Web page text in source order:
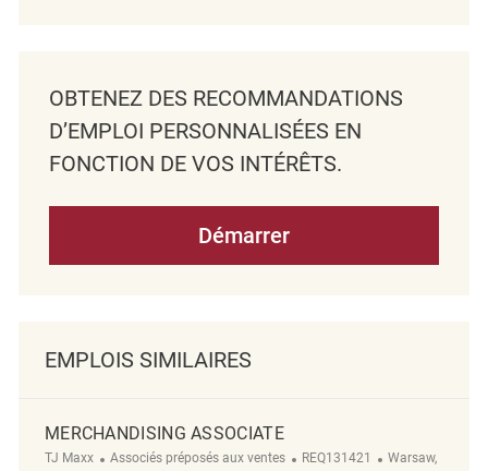
OBTENEZ DES RECOMMANDATIONS
D’EMPLOI PERSONNALISÉES EN
FONCTION DE VOS INTÉRÊTS.
Démarrer
EMPLOIS SIMILAIRES
MERCHANDISING ASSOCIATE
TJ Maxx Catégorie
Associés préposés aux ventes ReqId
REQ131421 Emplacement
Warsaw,